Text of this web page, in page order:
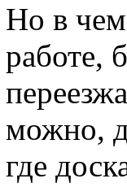
Но в
работе,
можно,
где